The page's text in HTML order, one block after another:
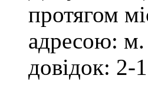
протягом
адресою:
довідок: 2-